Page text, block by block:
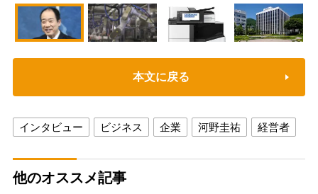
本文に戻る
インタビュー ビジネス 企業 河野圭祐 経営者
他のオススメ記事